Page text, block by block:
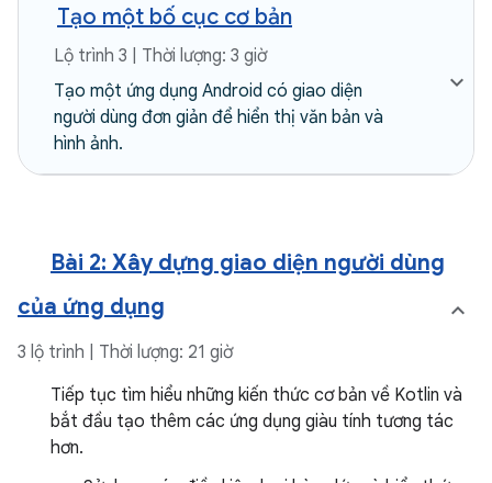
Tạo một bố cục cơ bản
Lộ trình 3 | Thời lượng: 3 giờ
Tạo một ứng dụng Android có giao diện
người dùng đơn giản để hiển thị văn bản và
hình ảnh.
Bài 2: Xây dựng giao diện người dùng
của ứng dụng
3 lộ trình | Thời lượng: 21 giờ
Tiếp tục tìm hiểu những kiến thức cơ bản về Kotlin và
bắt đầu tạo thêm các ứng dụng giàu tính tương tác
hơn.